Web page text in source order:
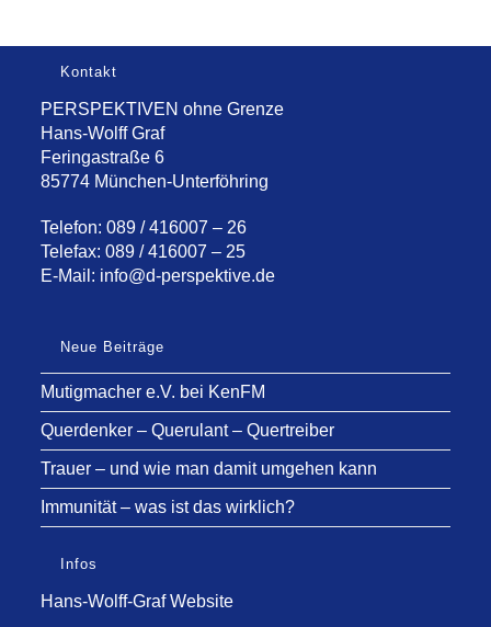
Kontakt
PERSPEKTIVEN ohne Grenze
Hans-Wolff Graf
Feringastraße 6
85774 München-Unterföhring
Telefon: 089 / 416007 – 26
Telefax: 089 / 416007 – 25
E-Mail: info@d-perspektive.de
Neue Beiträge
Mutigmacher e.V. bei KenFM
Querdenker – Querulant – Quertreiber
Trauer – und wie man damit umgehen kann
Immunität – was ist das wirklich?
Infos
Hans-Wolff-Graf Website